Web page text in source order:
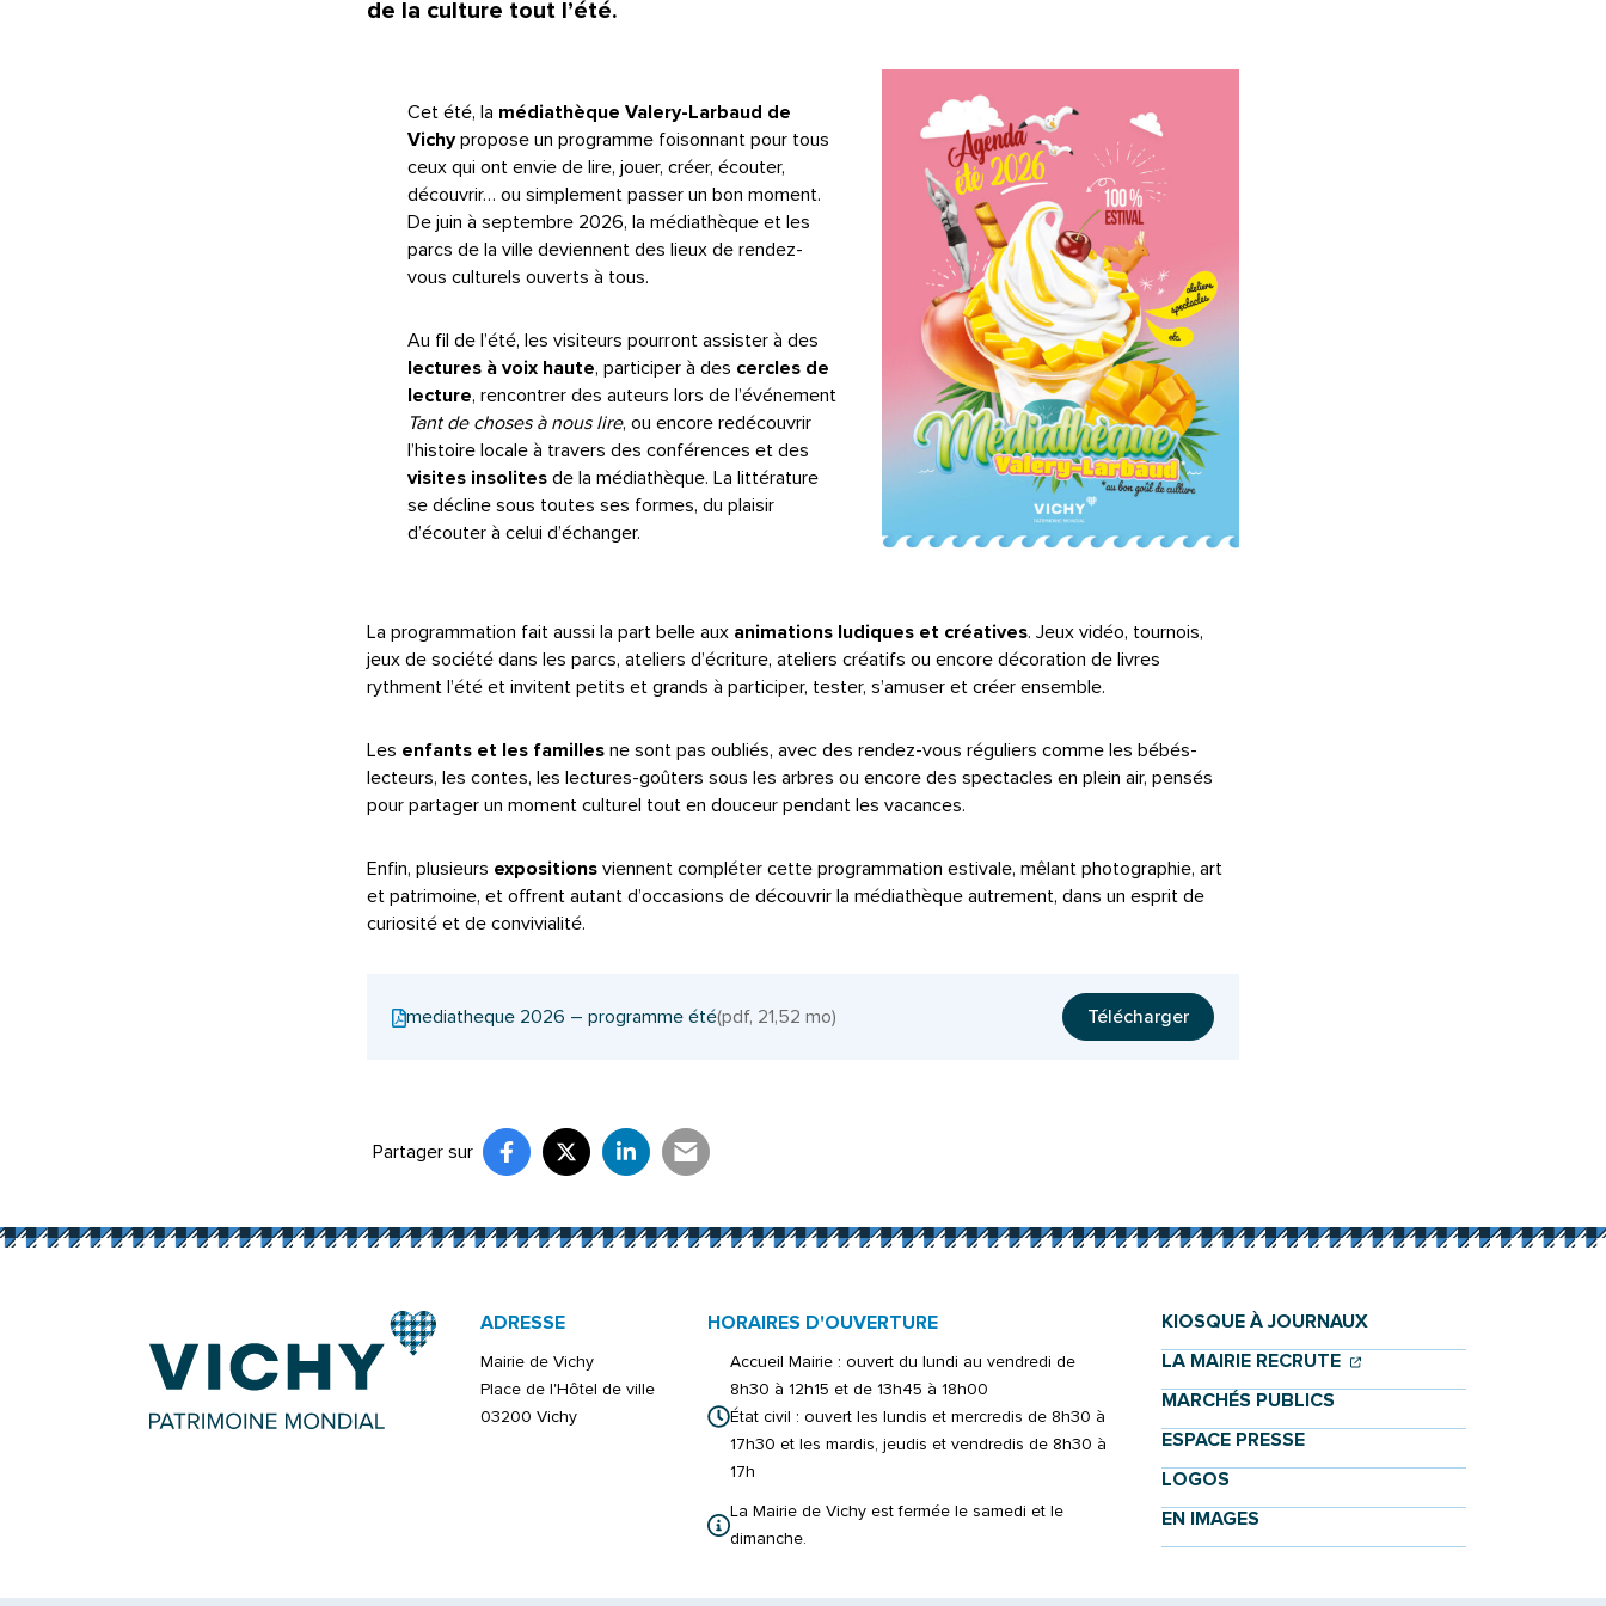
de la culture tout l’été.
Cet été, la médiathèque Valery-Larbaud de
Vichypropose un programme foisonnant pour tous
ceux qui ont envie de lire, jouer, créer, écouter,
découvrir… ou simplement passer un bon moment.
De juin à septembre 2026, la médiathèque et les
parcs de la ville deviennent des lieux de rendez-
vous culturels ouverts à tous.
Au fil de l’été, les visiteurs pourront assister à des
lectures à voix haute, participer à des cercles de
lecture, rencontrer des auteurs lors de l’événement
Tant de choses à nous lire, ou encore redécouvrir
l’histoire locale à travers des conférences et des
visites insolites de la médiathèque. La littérature
se décline sous toutes ses formes, du plaisir
d’écouter à celui d’échanger.
La programmation fait aussi la part belle aux animations ludiques et créatives. Jeux vidéo, tournois,
jeux de société dans les parcs, ateliers d’écriture, ateliers créatifs ou encore décoration de livres
rythment l’été et invitent petits et grands à participer, tester, s’amuser et créer ensemble.
Les enfants et les familles ne sont pas oubliés, avec des rendez-vous réguliers comme les bébés-
lecteurs, les contes, les lectures-goûters sous les arbres ou encore des spectacles en plein air, pensés
pour partager un moment culturel tout en douceur pendant les vacances.
Enfin, plusieurs expositions viennent compléter cette programmation estivale, mêlant photographie, art
et patrimoine, et offrent autant d’occasions de découvrir la médiathèque autrement, dans un esprit de
curiosité et de convivialité.
mediatheque 2026 – programme été(pdf, 21,52 mo) Télécharger
Partager sur Partager sur Facebook
(ouverture dans un nouvel onglet)
Partager sur X (Twitter)
(ouverture dans un nouvel onglet)
Partager sur LinkedIn
(ouverture dans un nouvel onglet)
Partager par e-mail
(ouverture dans un nouvel onglet)
ADRESSE
Mairie de Vichy
Place de l'Hôtel de ville
03200 Vichy
HORAIRES D'OUVERTURE
Accueil Mairie : ouvert du lundi au vendredi de
8h30 à 12h15 et de 13h45 à 18h00
État civil : ouvert les lundis et mercredis de 8h30 à
17h30 et les mardis, jeudis et vendredis de 8h30 à
17h
La Mairie de Vichy est fermée le samedi et le
dimanche.
KIOSQUE À JOURNAUX
LA MAIRIE RECRUTE (OUVERTURE DANS UN
(OUVERTURE DANS UN
MARCHÉS PUBLICS
ESPACE PRESSE
LOGOS
EN IMAGES